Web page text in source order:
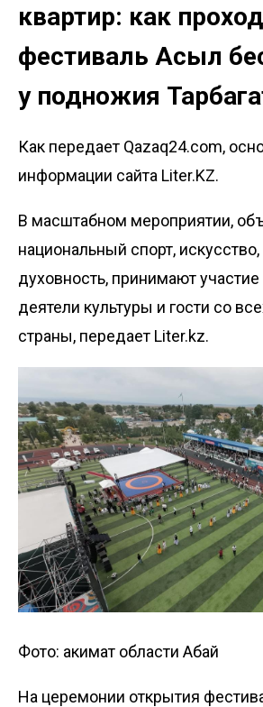
квартир: как
фестиваль Асыл
у подножия
Как передает Qazaq24.com,
информации сайта Liter.KZ.
В масштабном мероприятии,
национальный спорт,
духовность, принимают
деятели культуры и гости со
страны, передает Liter.kz.
Фото: акимат области Абай
На церемонии открытия